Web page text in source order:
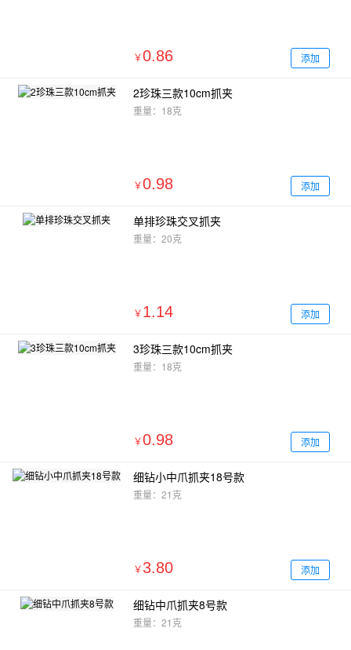
￥0.86 添加
2珍珠三款10cm抓夹
重量：18克
￥0.98 添加
单排珍珠交叉抓夹
重量：20克
￥ 1.14 添加
3珍珠三款10cm抓夹
重量：18克
￥0.98 添加
细钻小中爪抓夹18号款
重量：21克
￥ 3.80 添加
细钻中爪抓夹8号款
重量：21克